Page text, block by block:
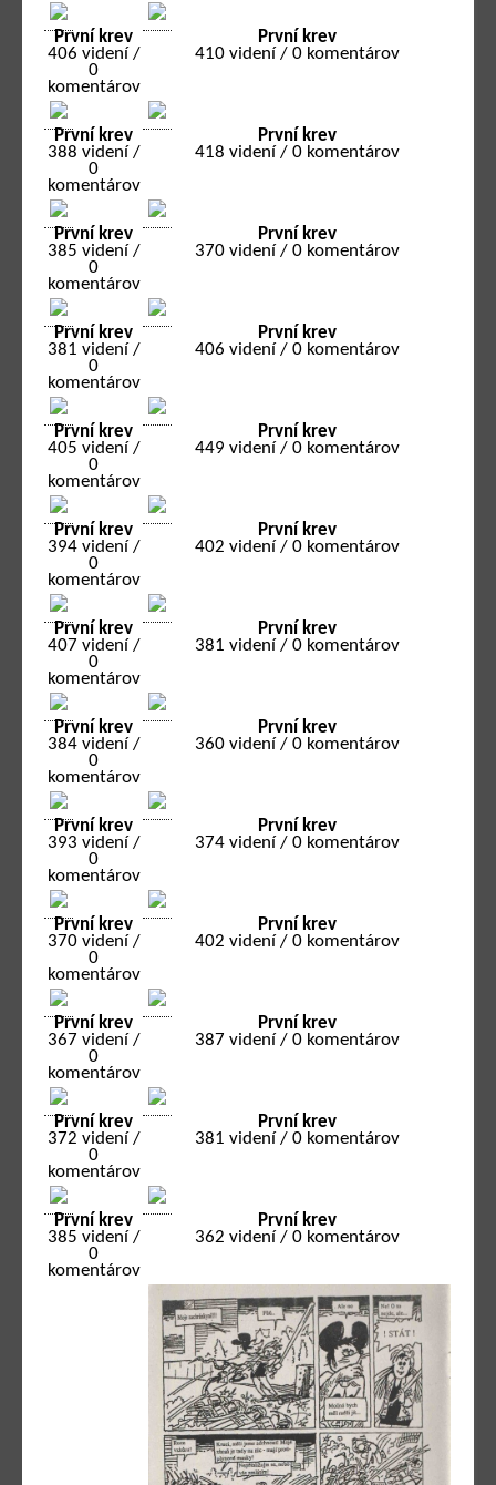
První krev
406 videní /
0
komentárov
První krev
410 videní / 0 komentárov
První krev
388 videní /
0
komentárov
První krev
418 videní / 0 komentárov
První krev
385 videní /
0
komentárov
První krev
370 videní / 0 komentárov
První krev
381 videní /
0
komentárov
První krev
406 videní / 0 komentárov
První krev
405 videní /
0
komentárov
První krev
449 videní / 0 komentárov
První krev
394 videní /
0
komentárov
První krev
402 videní / 0 komentárov
První krev
407 videní /
0
komentárov
První krev
381 videní / 0 komentárov
První krev
384 videní /
0
komentárov
První krev
360 videní / 0 komentárov
První krev
393 videní /
0
komentárov
První krev
374 videní / 0 komentárov
První krev
370 videní /
0
komentárov
První krev
402 videní / 0 komentárov
První krev
367 videní /
0
komentárov
První krev
387 videní / 0 komentárov
První krev
372 videní /
0
komentárov
První krev
381 videní / 0 komentárov
První krev
385 videní /
0
komentárov
První krev
362 videní / 0 komentárov